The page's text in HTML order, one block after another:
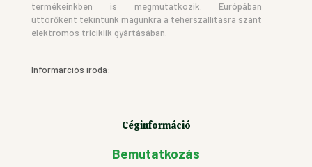
termékeinkben is megmutatkozik. Európában
úttörőként tekintünk magunkra a teherszállításra szánt
elektromos triciklik gyártásában.
Informárciós iroda:
Céginformáció
Bemutatkozás